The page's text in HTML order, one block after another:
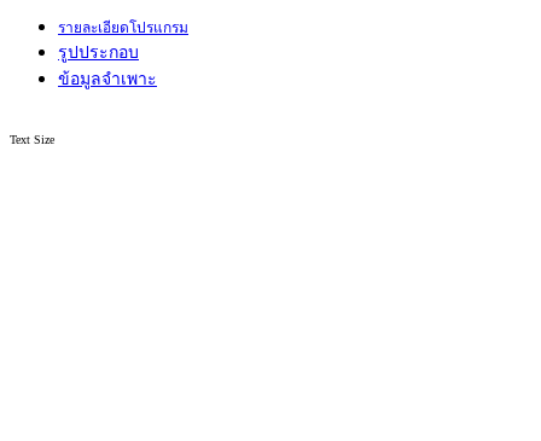
รายละเอียดโปรแกรม
รูปประกอบ
ข้อมูลจำเพาะ
Text Size